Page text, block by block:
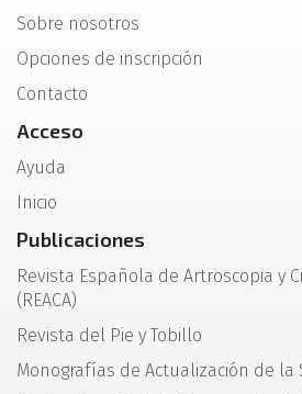
Sobre nosotros
Opciones de inscripción
Contacto
Acceso
Ayuda
Inicio
Publicaciones
Revista Española de Artroscopia y
(REACA)
Revista del Pie y Tobillo
Monografías de Actualización de la